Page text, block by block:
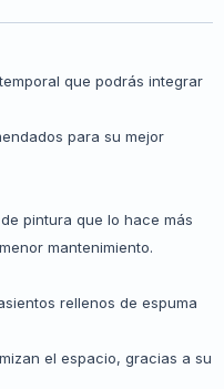
que podrás integrar
para su mejor
pintura que lo hace más
mantenimiento.
rellenos de espuma
el espacio, gracias a su